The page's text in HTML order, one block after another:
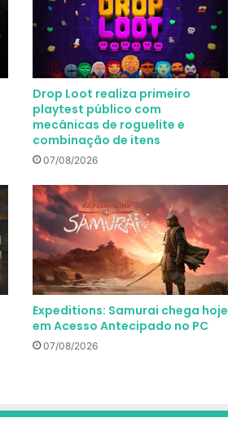
Drop Loot realiza primeiro
playtest público com
mecânicas de roguelite e
combinação de itens
07/08/2026
Expeditions: Samurai chega hoje
em Acesso Antecipado no PC
07/08/2026